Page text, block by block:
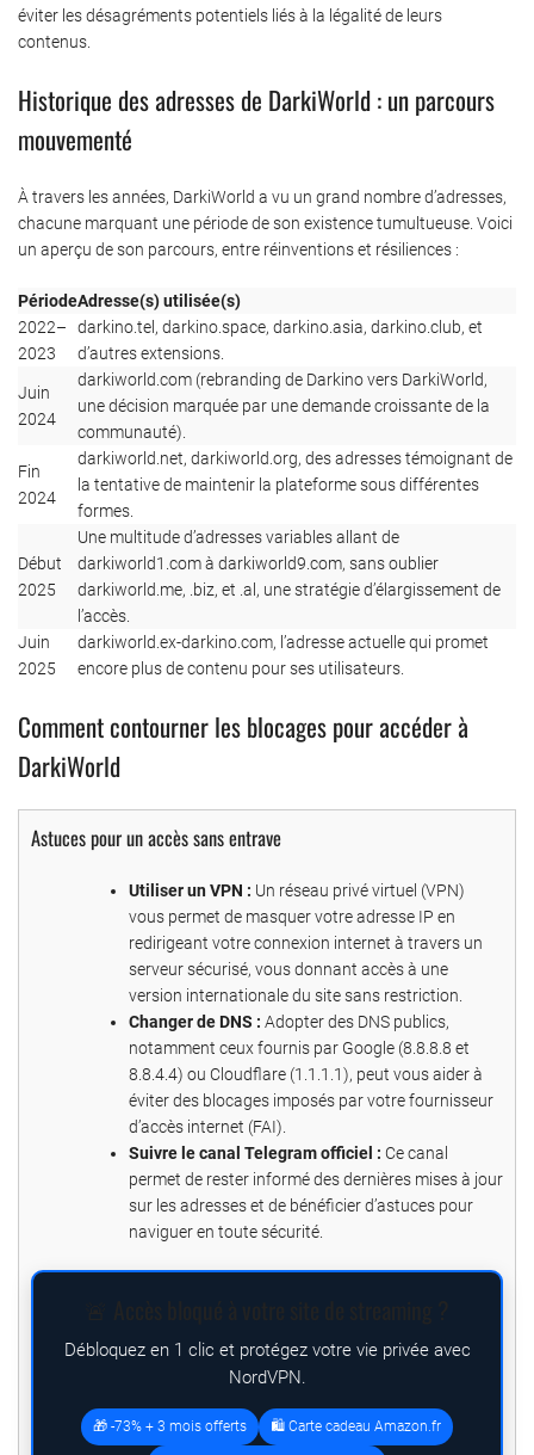
éviter les désagréments potentiels liés à la légalité de leurs
contenus.
Historique des adresses de DarkiWorld : un parcours
mouvementé
À travers les années, DarkiWorld a vu un grand nombre d’adresses,
chacune marquant une période de son existence tumultueuse. Voici
un aperçu de son parcours, entre réinventions et résiliences :
PériodeAdresse(s) utilisée(s)
2022–
2023
darkino.tel, darkino.space, darkino.asia, darkino.club, et
d’autres extensions.
Juin
2024
darkiworld.com (rebranding de Darkino vers DarkiWorld,
une décision marquée par une demande croissante de la
communauté).
Fin
2024
darkiworld.net, darkiworld.org, des adresses témoignant de
la tentative de maintenir la plateforme sous différentes
formes.
Début
2025
Une multitude d’adresses variables allant de
darkiworld1.com à darkiworld9.com, sans oublier
darkiworld.me, .biz, et .al, une stratégie d’élargissement de
l’accès.
Juin
2025
darkiworld.ex-darkino.com, l’adresse actuelle qui promet
encore plus de contenu pour ses utilisateurs.
Comment contourner les blocages pour accéder à
DarkiWorld
Astuces pour un accès sans entrave
Utiliser un VPN : Un réseau privé virtuel (VPN)
vous permet de masquer votre adresse IP en
redirigeant votre connexion internet à travers un
serveur sécurisé, vous donnant accès à une
version internationale du site sans restriction.
Changer de DNS : Adopter des DNS publics,
notamment ceux fournis par Google (8.8.8.8 et
8.8.4.4) ou Cloudflare (1.1.1.1), peut vous aider à
éviter des blocages imposés par votre fournisseur
d’accès internet (FAI).
Suivre le canal Telegram officiel : Ce canal
permet de rester informé des dernières mises à jour
sur les adresses et de bénéficier d’astuces pour
naviguer en toute sécurité.
Débloquez en 1 clic et protégez votre vie privée avec
NordVPN.
🎁 -73% + 3 mois offerts 🛍️ Carte cadeau Amazon.fr